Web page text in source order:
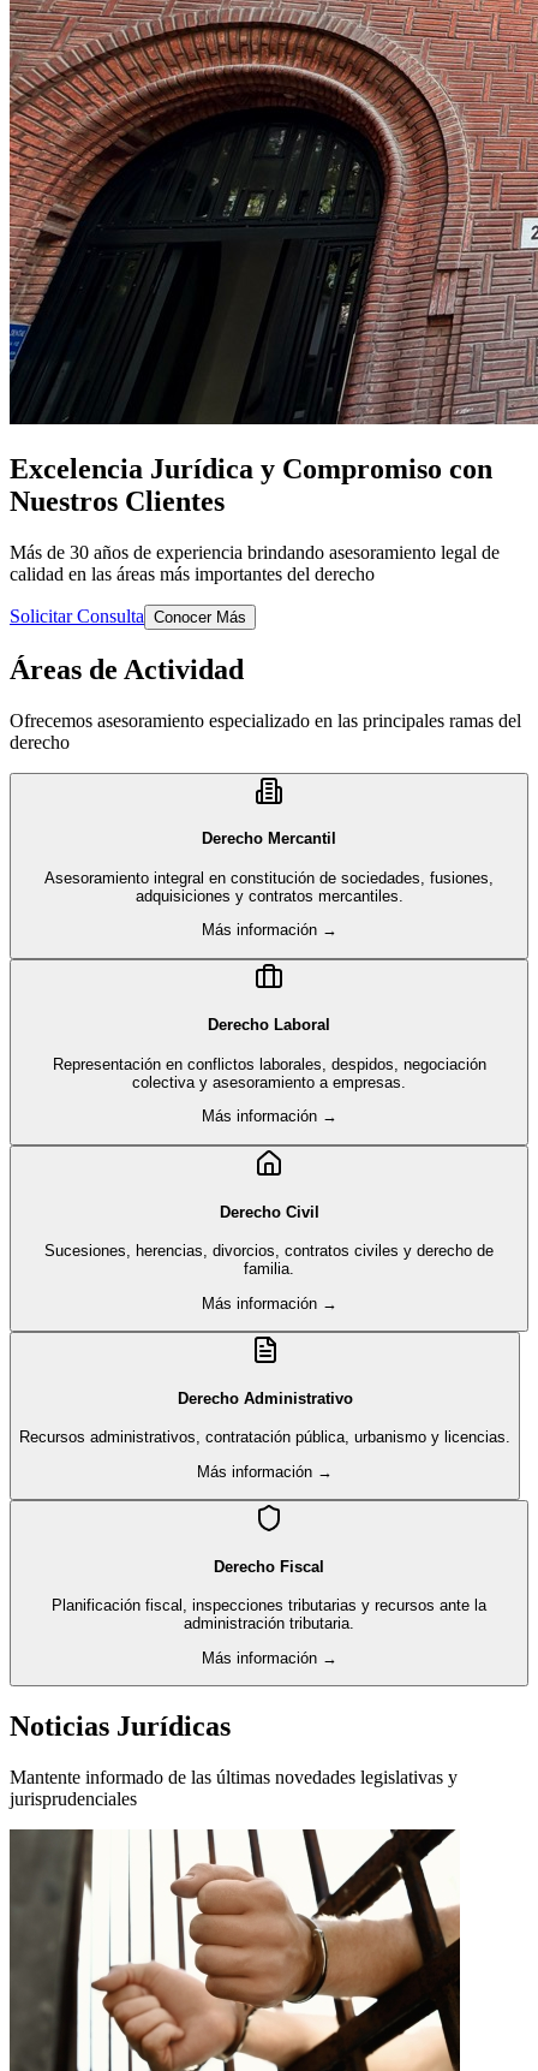
Excelencia Jurídica y Compromiso con
Nuestros Clientes
Más de 30 años de experiencia brindando asesoramiento legal de
calidad en las áreas más importantes del derecho
Solicitar Consulta Conocer Más
Áreas de Actividad
Ofrecemos asesoramiento especializado en las principales ramas del
derecho
Derecho Mercantil
Asesoramiento integral en constitución de sociedades, fusiones,
adquisiciones y contratos mercantiles.
Más información →
Derecho Laboral
Representación en conflictos laborales, despidos, negociación
colectiva y asesoramiento a empresas.
Más información →
Derecho Civil
Sucesiones, herencias, divorcios, contratos civiles y derecho de
familia.
Más información →
Derecho Administrativo
Recursos administrativos, contratación pública, urbanismo y licencias.
Más información →
Derecho Fiscal
Planificación fiscal, inspecciones tributarias y recursos ante la
administración tributaria.
Más información →
Noticias Jurídicas
Mantente informado de las últimas novedades legislativas y
jurisprudenciales